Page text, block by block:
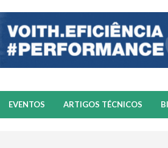
EVENTOS ARTIGOS TÉCNICOS